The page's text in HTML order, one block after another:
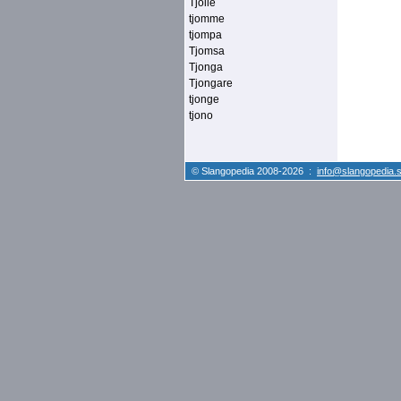
Tjolle
tjomme
tjompa
Tjomsa
Tjonga
Tjongare
tjonge
tjono
© Slangopedia 2008-2026 :